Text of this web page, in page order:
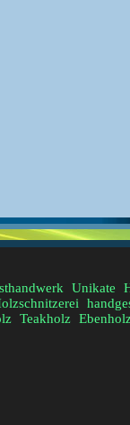
Unikate
Teakholz